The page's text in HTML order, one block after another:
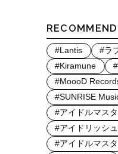
#Lantis
#ラ
#Kiramune
#MoooD
#SUNRISE
#アイドルマス
#アイドリッシ
#アイドルマス